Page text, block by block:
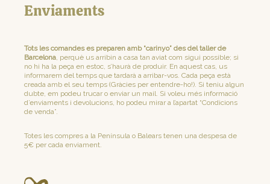
Enviaments
Tots les comandes es preparen amb “carinyo” des del taller de
Barcelona, perquè us arribin a casa tan aviat com sigui possible; si
no hi ha la peça en estoc, s’haurà de produir. En aquest cas, us
informarem del temps que tardarà a arribar-vos. Cada peça està
creada amb el seu temps (Gràcies per entendre-ho!). Si teniu algun
dubte, em podeu trucar o enviar un mail. Si voleu més informació
d’enviaments i devolucions, ho podeu mirar a l’apartat “Condicions
de venda”.
Totes les compres a la Península o Balears tenen una despesa de
5€ per cada enviament.